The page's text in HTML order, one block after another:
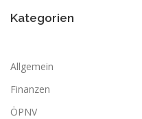
Kategorien
Allgemein
Finanzen
ÖPNV